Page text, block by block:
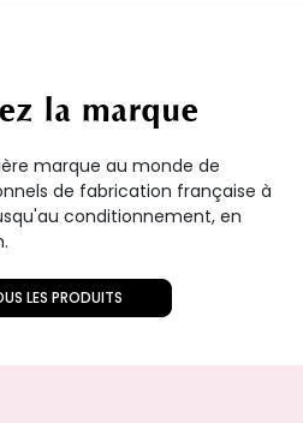
la marque
marque au monde de
de fabrication française à
conditionnement, en
LES PRODUITS